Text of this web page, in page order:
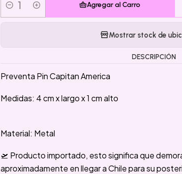
Cantidad
Agregar al Carro
Mostrar stock de
DESCRIPCIÓN
Preventa Pin Capitan America
Medidas: 4 cm x largo x 1 cm alto
Material: Metal
🛫 Producto importado, esto significa que
aproximadamente en llegar a Chile para su